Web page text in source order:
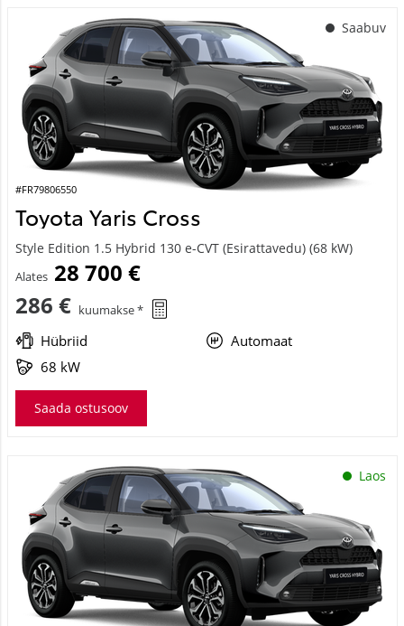
Saabuv
#FR79806550
Toyota Yaris Cross
Style Edition 1.5 Hybrid 130 e-CVT (Esirattavedu) (68 kW)
Alates 28 700 €
286 € kuumakse *
Hübriid
Automaat
68 kW
Saada ostusoov
Laos